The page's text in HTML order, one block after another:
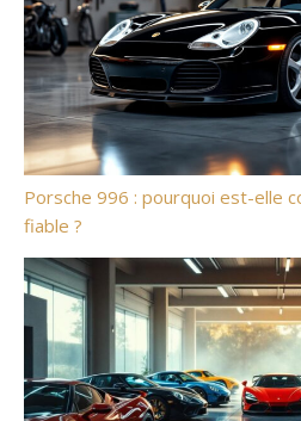
Porsche 996 : pourquoi est-elle
fiable ?